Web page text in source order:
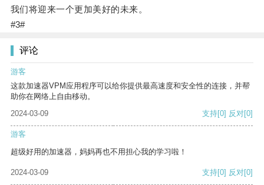
我们将迎来一个更加美好的未来。
#3#
评论
游客
这款加速器VPM应用程序可以给你提供最高速度和安全性的连接，并帮
助你在网络上自由移动。
2024-03-09
支持[0] 反对[0]
游客
超级好用的加速器，妈妈再也不用担心我的学习啦！
2024-03-09 支持[0] 反对[0]